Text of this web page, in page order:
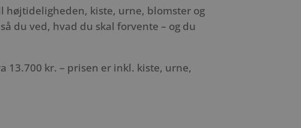
højtideligheden, kiste, urne, blomster og
du ved, hvad du skal forvente – og du
13.700 kr. – prisen er inkl. kiste, urne,